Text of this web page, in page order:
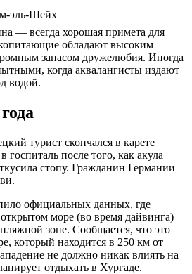
эль-Шейх
— всегда хорошая примета для
обладают высоким
запасом дружелюбия. Иногда
когда аквалангисты издают
водой.
турист скончался в карете
после того, как акула
стопу. Гражданин Германии
официальных данных, где
море (во время дайвинга)
зоне. Сообщается, что это
который находится в 250 км от
не должно никак влиять на
отдыхать в Хургаде.